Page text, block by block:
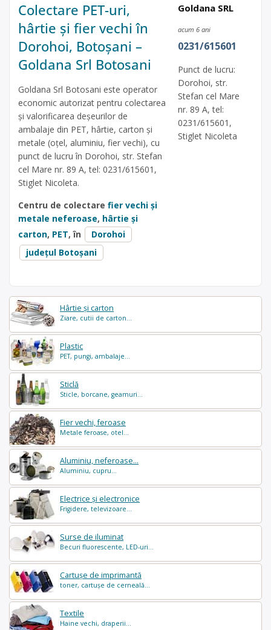
Hârtie și carton
Ziare, cutii de carton...
Plastic
PET, pungi, ambalaje...
Sticlă
Sticle, borcane, geamuri...
Fier vechi, feroase
Metale feroase, otel...
Aluminiu, neferoase...
Aluminiu, cupru...
Electrice și electronice
Frigidere, televizoare...
Surse de iluminat
Becuri fluorescente, LED-uri...
Cartușe de imprimantă
toner, cartușe de cerneală...
Textile
Haine vechi, draperii...
Colectare PET-uri,
hârtie și fier vechi în
Dorohoi, Botoșani –
Goldana Srl Botosani
Goldana Srl Botosani este operator
economic autorizat pentru colectarea
și valorificarea deșeurilor de
ambalaje din PET, hârtie, carton și
metale (oțel, aluminiu, fier vechi), cu
punct de lucru în Dorohoi, str. Stefan
cel Mare nr. 89 A, tel: 0231/615601,
Stiglet Nicoleta.
Centru de colectare fier vechi și
metale neferoase, hârtie și
carton, PET, în
Dorohoi
județul Botoșani
Goldana SRL
acum 6 ani
0231/615601
Punct de lucru:
Dorohoi, str.
Stefan cel Mare
nr. 89 A, tel:
0231/615601,
Stiglet Nicoleta